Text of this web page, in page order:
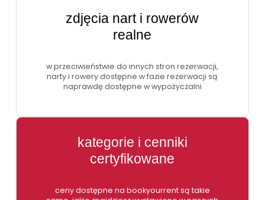
zdjęcia nart i rowerów
realne
w przeciwieństwie do innych stron rezerwacji,
narty i rowery dostępne w fazie rezerwacji są
naprawdę dostępne w wypożyczalni
kategorie i cenniki
certyfikowane
ceny dostępne na bookyourrent są takie